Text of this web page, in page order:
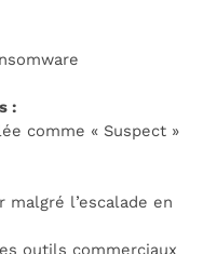
:
comme « Suspect »
malgré l’escalade en
outils commerciaux